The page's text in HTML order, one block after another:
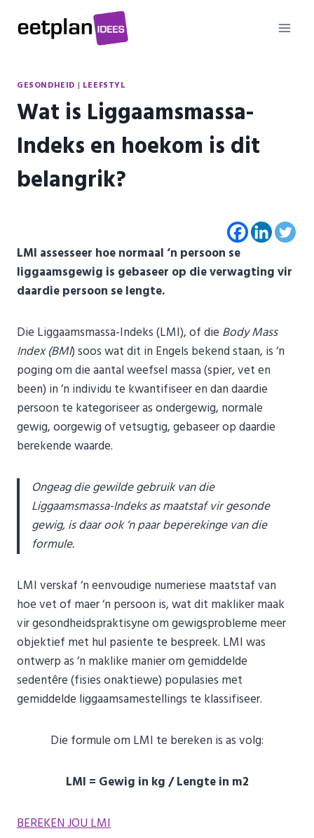
GESONDHEID | LEEFSTYL
Wat is Liggaamsmassa-
Indeks en hoekom is dit
belangrik?
LMI assesseer hoe normaal ‘n persoon se
liggaamsgewig is gebaseer op die verwagting vir
daardie persoon se lengte.
Die Liggaamsmassa-Indeks (LMI), of die Body Mass
Index (BMI) soos wat dit in Engels bekend staan, is ‘n
poging om die aantal weefsel massa (spier, vet en
been) in ‘n individu te kwantifiseer en dan daardie
persoon te kategoriseer as ondergewig, normale
gewig, oorgewig of vetsugtig, gebaseer op daardie
berekende waarde.
Ongeag die gewilde gebruik van die
Liggaamsmassa-Indeks as maatstaf vir gesonde
gewig, is daar ook ‘n paar beperekinge van die
formule.
LMI verskaf ‘n eenvoudige numeriese maatstaf van
hoe vet of maer ‘n persoon is, wat dit makliker maak
vir gesondheidspraktisyne om gewigsprobleme meer
objektief met hul pasiente te bespreek. LMI was
ontwerp as ‘n maklike manier om gemiddelde
sedentêre (fisies onaktiewe) populasies met
gemiddelde liggaamsamestellings te klassifiseer.
Die formule om LMI te bereken is as volg:
LMI = Gewig in kg / Lengte in m2
BEREKEN JOU LMI